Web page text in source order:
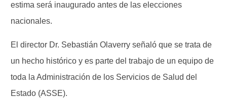
estima será inaugurado antes de las elecciones
nacionales.
El director Dr. Sebastián Olaverry señaló que se trata de
un hecho histórico y es parte del trabajo de un equipo de
toda la Administración de los Servicios de Salud del
Estado (ASSE).